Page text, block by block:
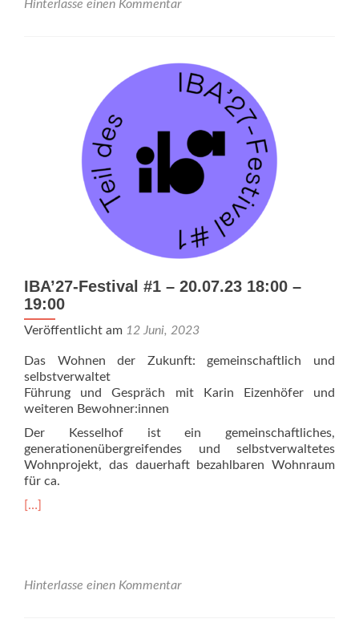
#1
Hinterlasse einen Kommentar
IBA’27-Festival #1 – 20.07.23 18:00 –
19:00
Veröffentlicht am 12 Juni, 2023
Das Wohnen der Zukunft: gemeinschaftlich und
selbstverwaltet
Führung und Gespräch mit Karin Eizenhöfer und
weiteren Bewohner:innen
Der Kesselhof ist ein gemeinschaftliches,
generationenübergreifendes und selbstverwaltetes
Wohnprojekt, das dauerhaft bezahlbaren Wohnraum
für ca.
Read
#1
[…]
Hinterlasse einen Kommentar